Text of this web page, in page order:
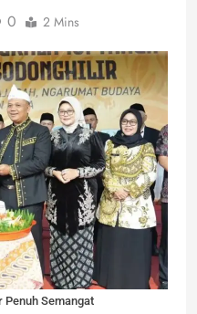
0 2 Mins
Penuh Semangat